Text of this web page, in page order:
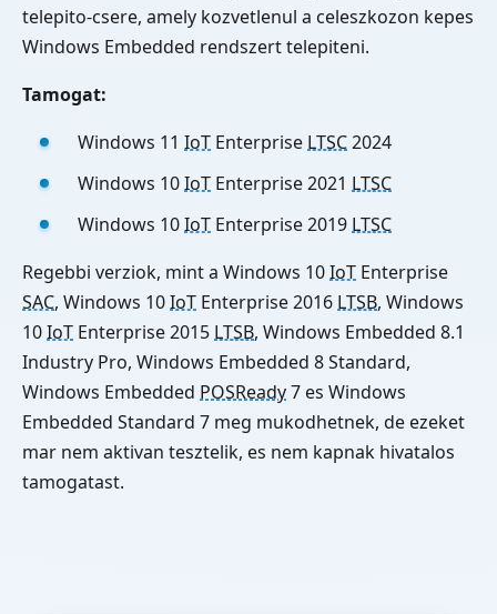
telepito-csere, amely kozvetlenul a celeszkozon kepes
Windows Embedded rendszert telepiteni.
Tamogat:
Windows 11 IoT Enterprise LTSC2024
Windows 10IoT Enterprise 2021 LTSC
Windows 10IoT Enterprise 2019 LTSC
Regebbi verziok, mint a Windows 10IoT Enterprise
SAC, Windows 10IoT Enterprise 2016 LTSB, Windows
10IoT Enterprise 2015 LTSB, Windows Embedded 8.1
Industry Pro, Windows Embedded 8 Standard,
Windows Embedded POSReady7 es Windows
Embedded Standard 7 meg mukodhetnek, de ezeket
mar nem aktivan tesztelik, es nem kapnak hivatalos
tamogatast.